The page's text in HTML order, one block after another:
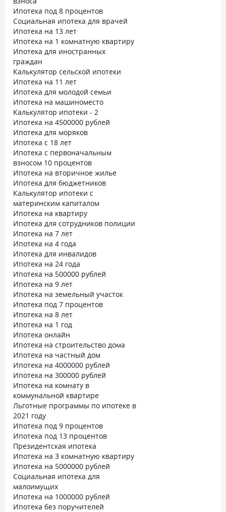
Ипотека под 8 процентов
Социальная ипотека для врачей
Ипотека на 13 лет
Ипотека на 1 комнатную квартиру
Ипотека для иностранных
граждан
Калькулятор сельской ипотеки
Ипотека на 11 лет
Ипотека для молодой семьи
Ипотека на машиноместо
Калькулятор ипотеки - 2
Ипотека на 4500000 рублей
Ипотека для моряков
Ипотека с 18 лет
Ипотека с первоначальным
взносом 10 процентов
Ипотека на вторичное жилье
Ипотека для бюджетников
Калькулятор ипотеки с
материнским капиталом
Ипотека на квартиру
Ипотека для сотрудников полиции
Ипотека на 7 лет
Ипотека на 4 года
Ипотека для инвалидов
Ипотека на 24 года
Ипотека на 500000 рублей
Ипотека на 9 лет
Ипотека на земельный участок
Ипотека под 7 процентов
Ипотека на 8 лет
Ипотека на 1 год
Ипотека онлайн
Ипотека на строительство дома
Ипотека на частный дом
Ипотека на 4000000 рублей
Ипотека на 300000 рублей
Ипотека на комнату в
коммунальной квартире
Льготные программы по ипотеке в
2021 году
Ипотека под 9 процентов
Ипотека под 13 процентов
Президентская ипотека
Ипотека на 3 комнатную квартиру
Ипотека на 5000000 рублей
Социальная ипотека для
малоимущих
Ипотека на 1000000 рублей
Ипотека без поручителей